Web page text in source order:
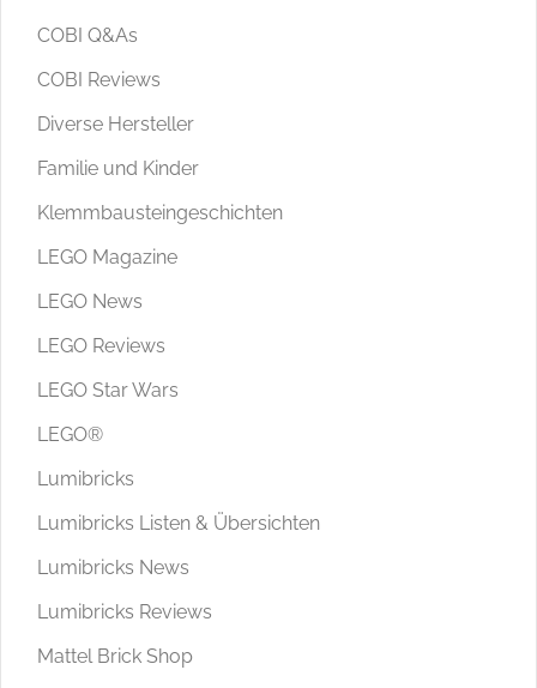
COBI Q&As
COBI Reviews
Diverse Hersteller
Familie und Kinder
Klemmbausteingeschichten
LEGO Magazine
LEGO News
LEGO Reviews
LEGO Star Wars
LEGO®
Lumibricks
Lumibricks Listen & Übersichten
Lumibricks News
Lumibricks Reviews
Mattel Brick Shop